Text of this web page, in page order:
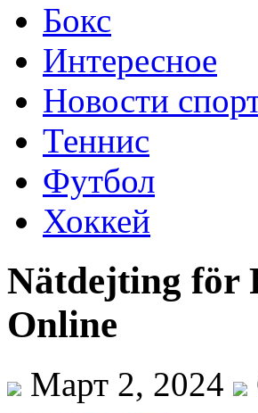
Бокс
Интересное
Новости
Теннис
Футбол
Хоккей
Nätdejting för
Online
Март 2, 2024